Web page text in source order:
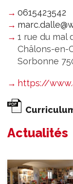
0615423542
1 rue du mal
Châlons-en-
Sorbonne
https://
Actualités